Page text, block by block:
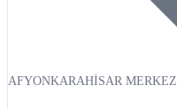
AFYONKARAHİSAR MERKEZ